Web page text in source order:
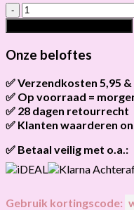
TRIXIE
TUNNELSTUK
VOOR
HUISDIERLUIK
#44241
hoeveelheid
Onze beloftes
✅ Verzendkosten 5,95 &
Brievenbus
bestellingen v.a. 45,00
✅ Op voorraad =
Als het product op
hetvandaag nog
✅ 28 dagen retourrecht
Niet tevreden? Geen
✅ Klanten waarderen
✅ Betaal veilig met o.a.:
Gebruik kortingscode: